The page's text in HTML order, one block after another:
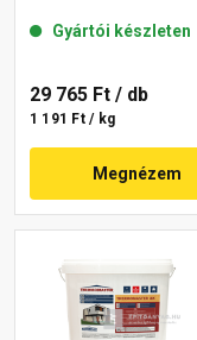
Gyártói készleten
29 765 Ft / db
1 191 Ft / kg
Megnézem